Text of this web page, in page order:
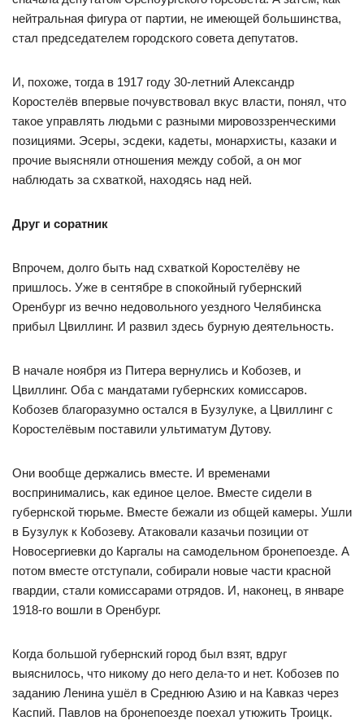
нейтральная фигура от партии, не имеющей большинства,
стал председателем городского совета депутатов.
И, похоже, тогда в 1917 году 30-летний Александр
Коростелёв впервые почувствовал вкус власти, понял, что
такое управлять людьми с разными мировоззренческими
позициями. Эсеры, эсдеки, кадеты, монархисты, казаки и
прочие выясняли отношения между собой, а он мог
наблюдать за схваткой, находясь над ней.
Друг и соратник
Впрочем, долго быть над схваткой Коростелёву не
пришлось. Уже в сентябре в спокойный губернский
Оренбург из вечно недовольного уездного Челябинска
прибыл Цвиллинг. И развил здесь бурную деятельность.
В начале ноября из Питера вернулись и Кобозев, и
Цвиллинг. Оба с мандатами губернских комиссаров.
Кобозев благоразумно остался в Бузулуке, а Цвиллинг с
Коростелёвым поставили ультиматум Дутову.
Они вообще держались вместе. И временами
воспринимались, как единое целое. Вместе сидели в
губернской тюрьме. Вместе бежали из общей камеры. Ушли
в Бузулук к Кобозеву. Атаковали казачьи позиции от
Новосергиевки до Каргалы на самодельном бронепоезде. А
потом вместе отступали, собирали новые части красной
гвардии, стали комиссарами отрядов. И, наконец, в январе
1918-го вошли в Оренбург.
Когда большой губернский город был взят, вдруг
выяснилось, что никому до него дела-то и нет. Кобозев по
заданию Ленина ушёл в Среднюю Азию и на Кавказ через
Каспий. Павлов на бронепоезде поехал утюжить Троицк.